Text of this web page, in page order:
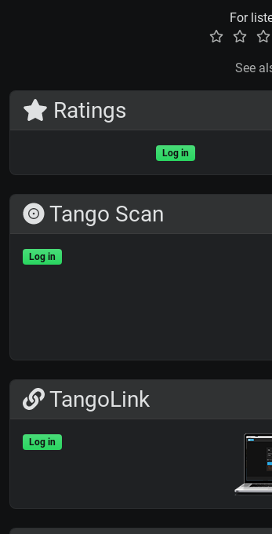
For
See
Ratings
Log in
Tango Scan
Log in
TangoLink
Log in